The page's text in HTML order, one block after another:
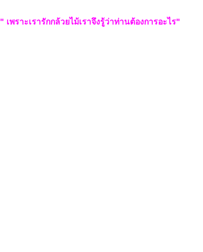
" เพราะเรารักกล้วยไม้เราจึงรู้ว่าท่านต้องการอะไร"